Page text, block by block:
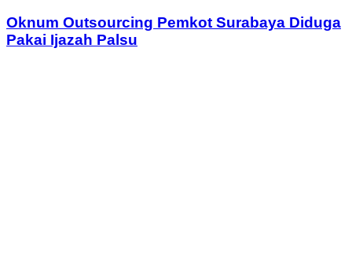
Oknum Outsourcing Pemkot Surabaya Diduga
Pakai Ijazah Palsu